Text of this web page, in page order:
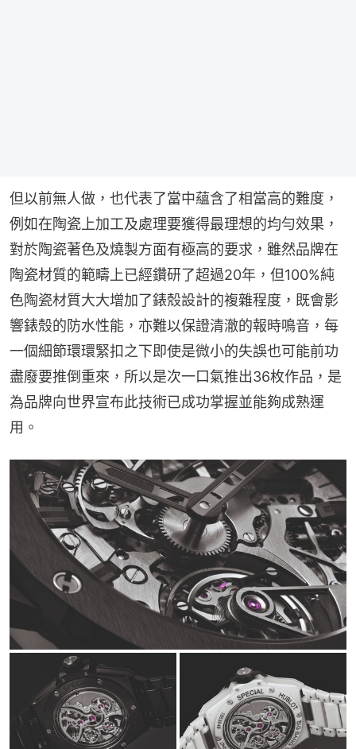
但以前無人做，也代表了當中蘊含了相當高的難度，
例如在陶瓷上加工及處理要獲得最理想的均勻效果，
對於陶瓷著色及燒製方面有極高的要求，雖然品牌在
陶瓷材質的範疇上已經鑽研了超過20年，但100%純
色陶瓷材質大大增加了錶殼設計的複雜程度，既會影
響錶殼的防水性能，亦難以保證清澈的報時鳴音，每
一個細節環環緊扣之下即使是微小的失誤也可能前功
盡廢要推倒重來，所以是次一口氣推出36枚作品，是
為品牌向世界宣布此技術已成功掌握並能夠成熟運
用。